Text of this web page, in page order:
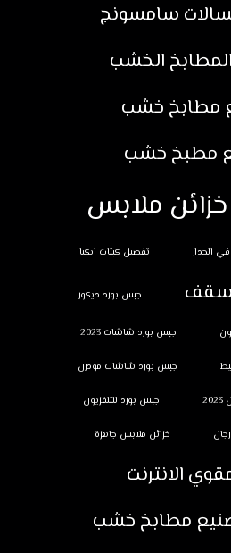
سامسونج
الخشب
مطابخ خشب
مطبخ خشب
ملابس
الجدار تفصيل كبتات ايكيا
جبس بورد ديكور
جبس بورد شاشات 2023
جبس بورد شاشات مودرن
جبس بورد للتلفزيون
خزائن ملابس جاهزة
الانترنت
مطابخ خشب